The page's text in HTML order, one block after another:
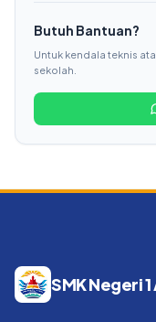
Butuh Bantuan?
Untuk kendala teknis
sekolah.
SMK Negeri